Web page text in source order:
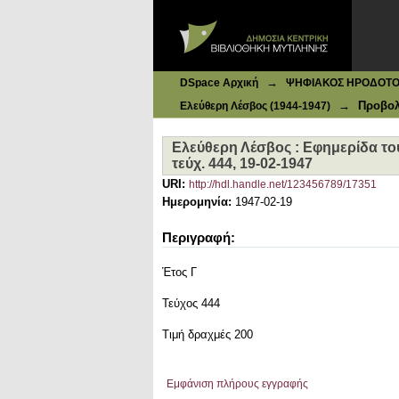
DSpace Αρχική → ΨΗΦΙΑΚΟΣ ΗΡΟΔΟΤΟΣ:
Ελεύθερη Λέσβος (1944-1947)
→
Ελεύθερη Λέσβος : Εφημερίδα
τεύχ. 444, 19-02-1947
URI: http://hdl.handle.net/123456789/17351
Ημερομηνία: 1947-02-19
Περιγραφή:
Έτος Γ
Τεύχος 444
Τιμή δραχμές 200
Εμφάνιση πλήρους εγγραφής